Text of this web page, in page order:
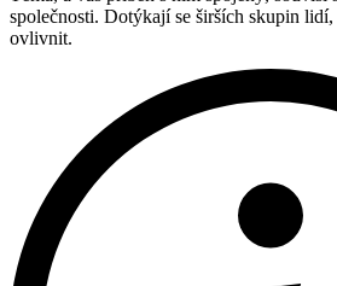
společnosti. Dotýkají se širších skupin
ovlivnit.